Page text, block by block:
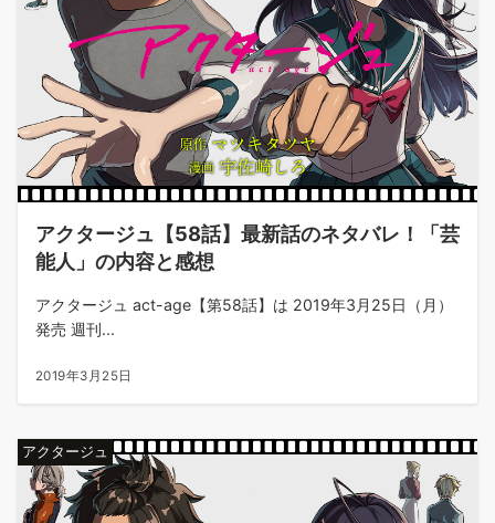
アクタージュ【58話】最新話のネタバレ！「芸
能人」の内容と感想
アクタージュ act-age【第58話】は 2019年3月25日（月）
発売 週刊...
2019年3月25日
アクタージュ